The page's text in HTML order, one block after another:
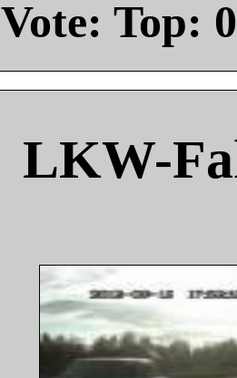
Vote: Top: 0
LKW-